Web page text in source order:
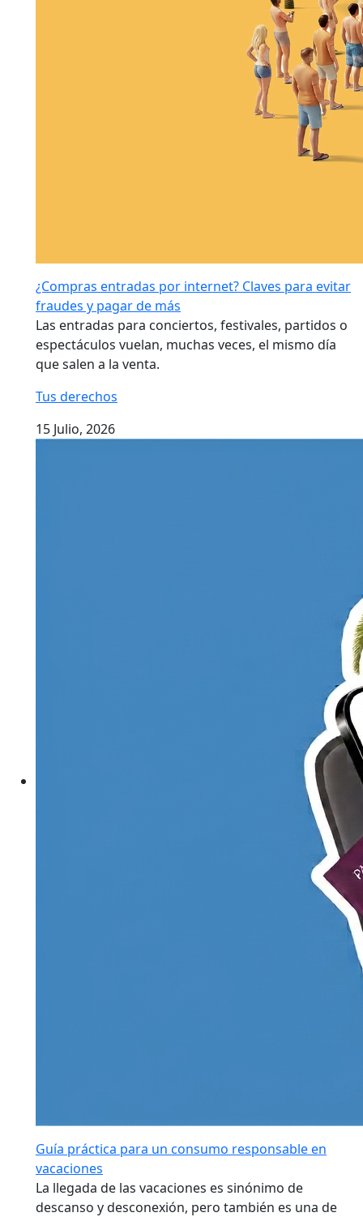
¿Compras entradas por internet? Claves para evitar
fraudes y pagar de más
Las entradas para conciertos, festivales, partidos o
espectáculos vuelan, muchas veces, el mismo día
que salen a la venta.
Tus derechos
15 Julio, 2026
Guía práctica para un consumo responsable en
vacaciones
La llegada de las vacaciones es sinónimo de
descanso y desconexión, pero también es una de